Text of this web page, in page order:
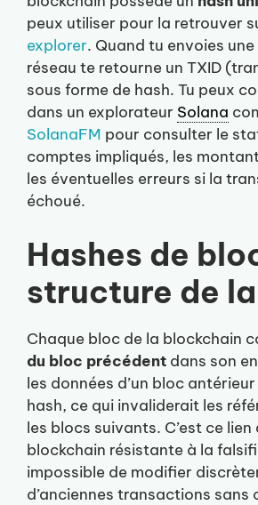
peux utiliser pour la retrouver
explorer. Quand tu envoies
réseau te retourne un TXID
sous forme de hash. Tu peux
dans un explorateur Solana
SolanaFM pour consulter le
comptes impliqués, les
les éventuelles erreurs si la
échoué.
Hashes de
structure de
Chaque bloc de la blockchain
du bloc précédent dans son
les données d’un bloc
hash, ce qui invaliderait les
les blocs suivants. C’est ce lien
blockchain résistante à la
impossible de modifier
d’anciennes transactions sans